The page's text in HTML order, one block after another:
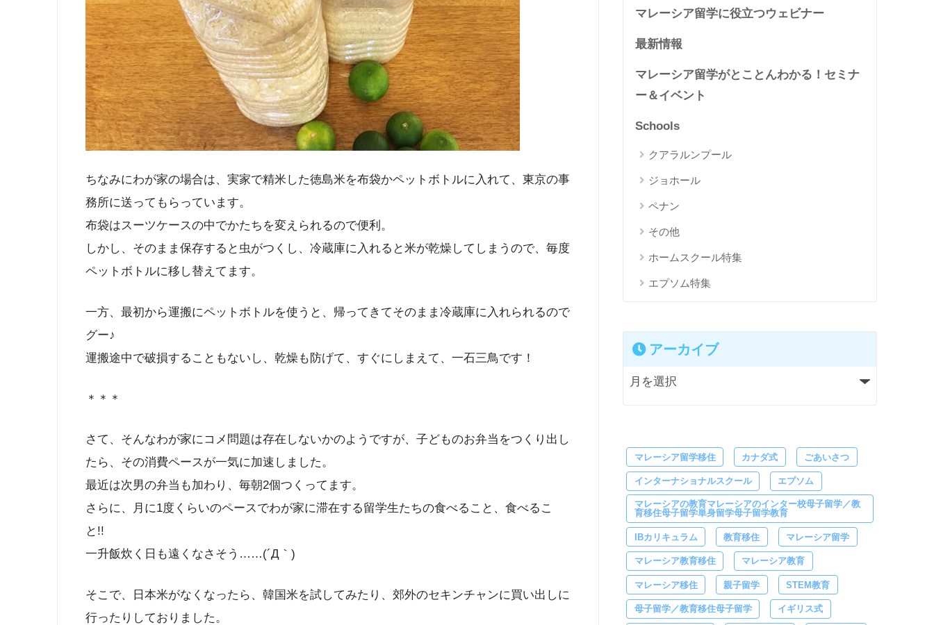
ちなみにわが家の場合は、実家で精米した徳島米を布袋かペットボトルに入れて、東京の事
務所に送ってもらっています。
布袋はスーツケースの中でかたちを変えられるので便利。
しかし、そのまま保存すると虫がつくし、冷蔵庫に入れると米が乾燥してしまうので、毎度
ペットボトルに移し替えてます。
一方、最初から運搬にペットボトルを使うと、帰ってきてそのまま冷蔵庫に入れられるので
グー♪
運搬途中で破損することもないし、乾燥も防げて、すぐにしまえて、一石三鳥です！
＊＊＊
さて、そんなわが家にコメ問題は存在しないかのようですが、子どものお弁当をつくり出し
たら、その消費ペースが一気に加速しました。
最近は次男の弁当も加わり、毎朝2個つくってます。
さらに、月に1度くらいのペースでわが家に滞在する留学生たちの食べること、食べるこ
と!!
一升飯炊く日も遠くなさそう……(´Д｀)
そこで、日本米がなくなったら、韓国米を試してみたり、郊外のセキンチャンに買い出しに
行ったりしておりました。
マレーシア留学に役立つウェビナー
最新情報
マレーシア留学がとことんわかる！セミナ
ー＆イベント
Schools
クアラルンプール
ジョホール
ペナン
その他
ホームスクール特集
エプソム特集
アーカイブ
マレーシア留学移住 カナダ式 ごあいさつ
インターナショナルスクール エプソム
マレーシアの教育マレーシアのインター校母子留学／教
育移住母子留学単身留学母子留学教育
IBカリキュラム 教育移住 マレーシア留学
マレーシア教育移住 マレーシア教育
マレーシア移住 親子留学 STEM教育
母子留学／教育移住母子留学 イギリス式